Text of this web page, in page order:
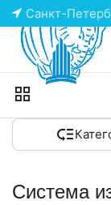
Санкт-
Система